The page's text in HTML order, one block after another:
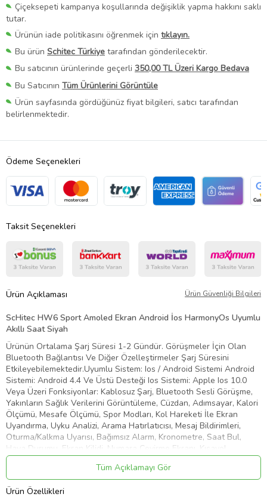
Çiçeksepeti kampanya koşullarında değişiklik yapma hakkını saklı
tutar.
Ürünün iade politikasını öğrenmek için tıklayın.
Bu ürün Schitec Türkiye tarafından gönderilecektir.
Bu satıcının ürünlerinde geçerli 350,00 TL Üzeri Kargo Bedava
Bu Satıcının Tüm Ürünlerini Görüntüle
Ürün sayfasında gördüğünüz fiyat bilgileri, satıcı tarafından
belirlenmektedir.
Ödeme Seçenekleri
Taksit Seçenekleri
Ürün Açıklaması Ürün Güvenliği Bilgileri
ScHitec HW6 Sport Amoled Ekran Android İos HarmonyOs Uyumlu
Akıllı Saat Siyah
Ürünün Ortalama Şarj Süresi 1-2 Gündür. Görüşmeler İçin Olan
Bluetooth Bağlantısı Ve Diğer Özelleştirmeler Şarj Süresini
Etkileyebilemektedir.Uyumlu Sistem: Ios / Android Sistemi Android
Sistemi: Android 4.4 Ve Üstü Desteği Ios Sistemi: Apple Ios 10.0
Veya Üzeri Fonksiyonlar: Kablosuz Şarj, Bluetooth Sesli Görüşme,
Yakınların Sağlık Verilerini Görüntüleme, Cüzdan, Adımsayar, Kalori
Ölçümü, Mesafe Ölçümü, Spor Modları, Kol Hareketi İle Ekran
Uyandırma, Uyku Analizi, Arama Hatırlatıcısı, Mesaj Bildirimleri,
Oturma/Kalkma Uyarısı, Bağımsız Alarm, Kronometre, Saat Bul,
Hava Durumu, Ekran Kilidi, Numara Çevirme Ekranı, Kısayol
Menüleri, 3d Dinamik Kadran Desteği, Basınç Ölçümü, Müzik
Kontrol, Nefes Egzersizleri, Nabız Ölçümü, Kan Basınç Ölçümü,
Hesap Makinesi, Sosyal Medya Bildirimleri, Parlaklık Ayarı, Nfc, Güç
Tasarrufu Modu. Desteklenen Diller: Türkçe, İngilizce, Çince,
Tüm Açıklamayı Gör
Ürün Özellikleri